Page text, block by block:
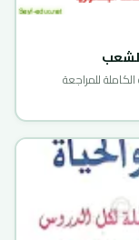
السلسلة الكاملة للمراجعة